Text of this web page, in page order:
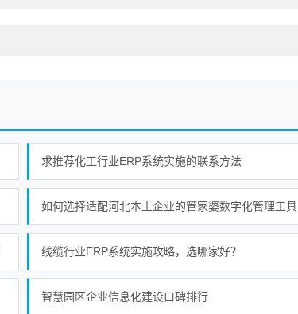
求推荐化工行业ERP系统实施的联系方法
如何选择适配河北本土企业的管家婆数字化管理工具
线缆行业ERP系统实施攻略，选哪家好？
智慧园区企业信息化建设口碑排行